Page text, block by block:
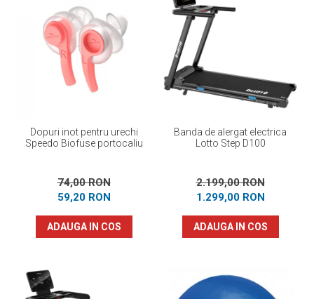
Dopuri inot pentru urechi
Speedo Biofuse portocaliu
74,00 RON
59,20 RON
ADAUGA IN COS
Banda de alergat electrica
Lotto Step D100
2.199,00 RON
1.299,00 RON
ADAUGA IN COS